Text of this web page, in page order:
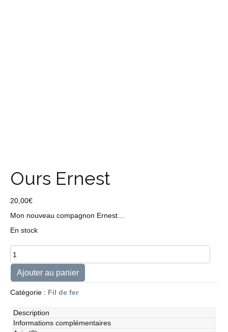
Ours Ernest
20,00€
Mon nouveau compagnon Ernest…
En stock
quantité
de
Ours
Ernest
Ajouter au panier
Catégorie : Fil de fer
Description
Informations complémentaires